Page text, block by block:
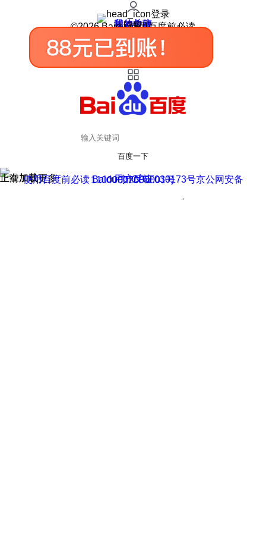
登录
我的关注
我的收藏
皮肤中心
用户反馈
设置
©2026 Baidu 使用百度前必读
百度一下
正在加载
上滑加载更多 用户反馈
使用百度前必读 Baidu 京ICP证030173号
京公网安备11000002000001号